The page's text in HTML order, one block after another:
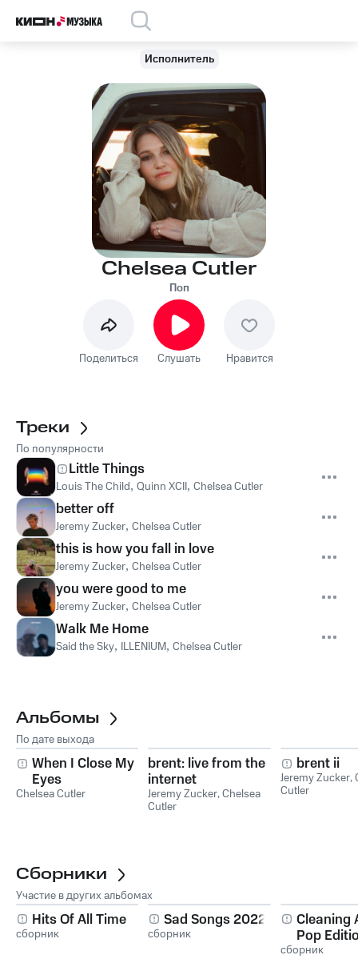
Исполнитель
Chelsea Cutler
Поп
Поделиться Слушать Нравится
Треки
По популярности
Little Things
Louis The Child, Quinn XCII, Chelsea Cutler
better off
Jeremy Zucker, Chelsea Cutler
this is how you fall in love
Jeremy Zucker, Chelsea Cutler
you were good to me
Jeremy Zucker, Chelsea Cutler
Walk Me Home
Said the Sky, ILLENIUM, Chelsea Cutler
Альбомы
По дате выхода
When I Close My
Eyes
Chelsea Cutler
brent: live from the
internet
Jeremy Zucker,Chelsea
Cutler
brent ii
Jeremy Zucker,
Cutler
Сборники
Участие в других альбомах
Hits Of All Time
сборник
Sad Songs 2022
сборник
Cleaning
Pop
сборник